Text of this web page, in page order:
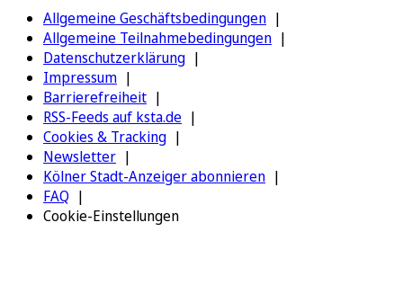
Allgemeine Geschäftsbedingungen
Allgemeine Teilnahmebedingungen
Datenschutzerklärung
Impressum
Barrierefreiheit
RSS-Feeds auf ksta.de
Cookies & Tracking
Newsletter
Kölner Stadt-Anzeiger abonnieren
FAQ
Cookie-Einstellungen